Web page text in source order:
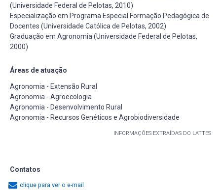
(Universidade Federal de Pelotas, 2010)
Especialização em Programa Especial Formação Pedagógica de
Docentes (Universidade Católica de Pelotas, 2002)
Graduação em Agronomia (Universidade Federal de Pelotas,
2000)
Áreas de atuação
Agronomia - Extensão Rural
Agronomia - Agroecologia
Agronomia - Desenvolvimento Rural
Agronomia - Recursos Genéticos e Agrobiodiversidade
INFORMAÇÕES EXTRAÍDAS DO LATTES
Contatos
clique para ver o e-mail